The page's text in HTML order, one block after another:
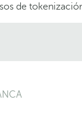
de